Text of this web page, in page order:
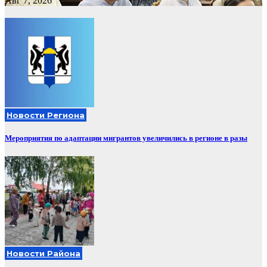
Новости Региона
Мероприятия по адаптации мигрантов увеличились в регионе в разы
Новости Района